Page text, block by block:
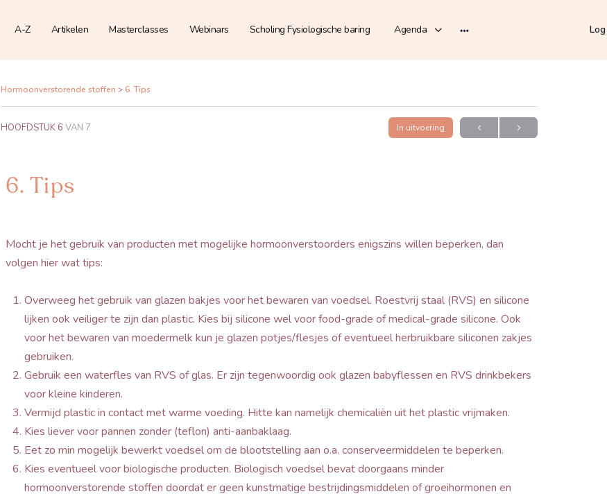
A-Z Artikelen Masterclasses Webinars Scholing Fysiologische baring Agenda
Hormoonverstorende stoffen 6. Tips
HOOFDSTUK 6 VAN 7 In uitvoering
6. Tips
Mocht je het gebruik van producten met mogelijke hormoonverstoorders enigszins willen beperken, dan
volgen hier wat tips:
Overweeg het gebruik van glazen bakjes voor het bewaren van voedsel. Roestvrij staal (RVS) en silicone
lijken ook veiliger te zijn dan plastic. Kies bij silicone wel voor food-grade of medical-grade silicone. Ook
voor het bewaren van moedermelk kun je glazen potjes/flesjes of eventueel herbruikbare siliconen zakjes
gebruiken.
Gebruik een waterfles van RVS of glas. Er zijn tegenwoordig ook glazen babyflessen en RVS drinkbekers
voor kleine kinderen.
Vermijd plastic in contact met warme voeding. Hitte kan namelijk chemicaliën uit het plastic vrijmaken.
Kies liever voor pannen zonder (teflon) anti-aanbaklaag.
Eet zo min mogelijk bewerkt voedsel om de blootstelling aan o.a. conserveermiddelen te beperken.
Kies eventueel voor biologische producten. Biologisch voedsel bevat doorgaans minder
hormoonverstorende stoffen doordat er geen kunstmatige bestrijdingsmiddelen of groeihormonen en